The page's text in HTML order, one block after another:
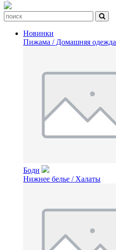
Новинки
Пижама / Домашняя одежда
Боди
Нижнее белье / Халаты